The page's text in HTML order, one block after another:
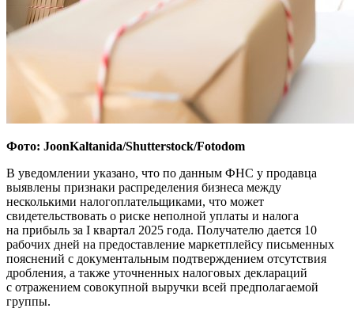
Фото: JoonKaltanida/Shutterstock/Fotodom
В уведомлении указано, что по данным ФНС у продавца
выявлены признаки распределения бизнеса между
несколькими налогоплательщиками, что может
свидетельствовать о риске неполной уплаты и налога
на прибыль за I квартал 2025 года. Получателю дается 10
рабочих дней на предоставление маркетплейсу письменных
пояснений с документальным подтверждением отсутствия
дробления, а также уточненных налоговых деклараций
с отражением совокупной выручки всей предполагаемой
группы.